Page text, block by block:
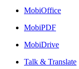
MobiOffice
MobiPDF
MobiDrive
Talk & Translate